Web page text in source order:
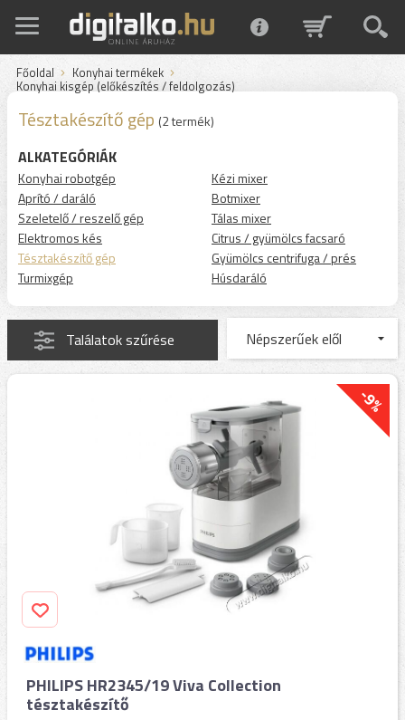
Főoldal Konyhai termékek
Konyhai kisgép (előkészítés / feldolgozás)
Tésztakészítő gép (2 termék)
ALKATEGÓRIÁK
Konyhai robotgép
Aprító / daráló
Szeletelő / reszelő gép
Elektromos kés
Tésztakészítő gép
Turmixgép
Kézi mixer
Botmixer
Tálas mixer
Citrus / gyümölcs facsaró
Gyümölcs centrifuga / prés
Húsdaráló
Találatok szűrése
-9%
PHILIPS HR2345/19 Viva Collection
tésztakészítő